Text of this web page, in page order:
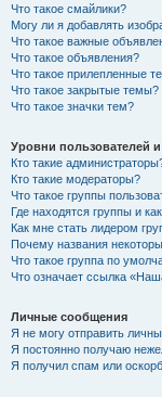
Что такое смайлики?
Могу ли я добавлять
Что такое важные
Что такое объявления?
Что такое прилепленные
Что такое закрытые темы?
Что такое значки тем?
Уровни пользователей
Кто такие
Кто такие модераторы?
Что такое группы
Где находятся группы и
Как мне стать лидером
Почему названия
Что такое группа по
Что означает ссылка
Личные сообщения
Я не могу отправить
Я постоянно получаю
Я получил спам или